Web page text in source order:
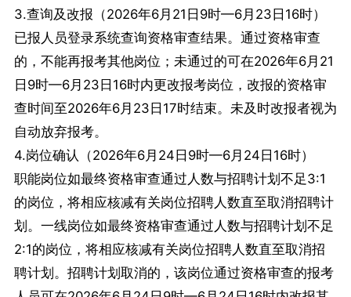
3.查询及改报（2026年6月21日9时—6月23日16时）
已报人员登录系统查询资格审查结果。通过资格审查
的，不能再报考其他岗位；未通过的可在2026年6月21
日9时—6月23日16时内更改报考岗位，改报的资格审
查时间至2026年6月23日17时结束。未及时改报者视为
自动放弃报考。
4.岗位确认（2026年6月24日9时—6月24日16时）
职能岗位如最终资格审查通过人数与招聘计划不足3:1
的岗位，将相应核减有关岗位招聘人数直至取消招聘计
划。一线岗位如最终资格审查通过人数与招聘计划不足
2:1的岗位，将相应核减有关岗位招聘人数直至取消招
聘计划。招聘计划取消的，该岗位通过资格审查的报考